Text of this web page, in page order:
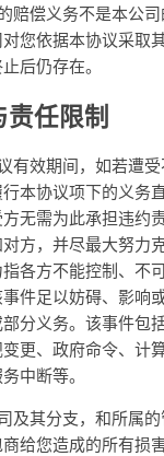
赔偿义务不是本公司
您依据本协议采取
后仍存在。
任限制
有效期间，如若遭
本协议项下的义务
无需为此承担违约
方，并尽最大努力
各方不能控制、不
件足以妨碍、影响
分义务。该事件包
更、政府命令、计
中断等。
及其分支，和所属的
给您造成的所有损